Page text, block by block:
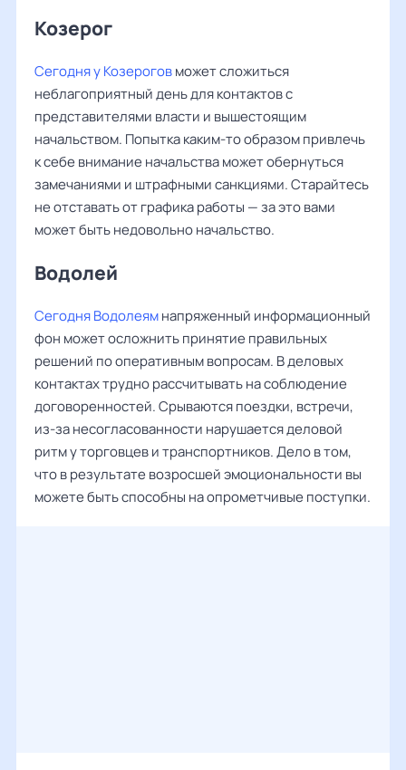
Козерог
Сегодня у Козероговможет сложиться
неблагоприятный день для контактов с
представителями власти и вышестоящим
начальством. Попытка каким-то образом привлечь
к себе внимание начальства может обернуться
замечаниями и штрафными санкциями. Старайтесь
не отставать от графика работы — за это вами
может быть недовольно начальство.
Водолей
Сегодня Водолеямнапряженный информационный
фон может осложнить принятие правильных
решений по оперативным вопросам. В деловых
контактах трудно рассчитывать на соблюдение
договоренностей. Срываются поездки, встречи,
из-за несогласованности нарушается деловой
ритм у торговцев и транспортников. Дело в том,
что в результате возросшей эмоциональности вы
можете быть способны на опрометчивые поступки.